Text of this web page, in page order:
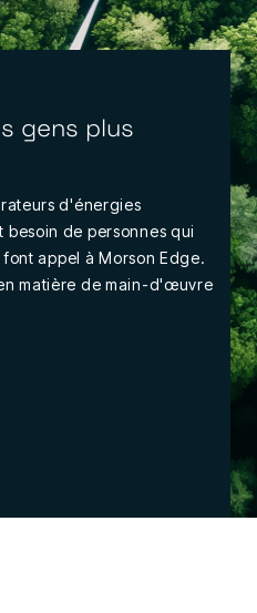
gens plus
d'énergies
de personnes qui
appel à Morson Edge.
matière de main-d'œuvre